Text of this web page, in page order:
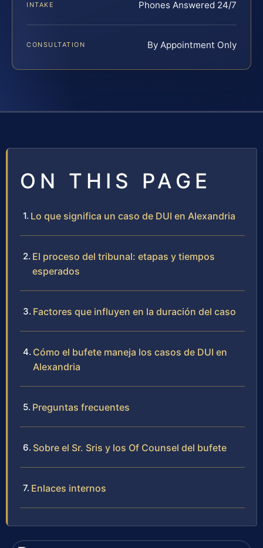
INTAKE Phones Answered 24/7
CONSULTATION By Appointment Only
ON THIS PAGE
Lo que significa un caso de DUI en Alexandria
El proceso del tribunal: etapas y tiempos
esperados
Factores que influyen en la duración del caso
Cómo el bufete maneja los casos de DUI en
Alexandria
Preguntas frecuentes
Sobre el Sr. Sris y los Of Counsel del bufete
Enlaces internos